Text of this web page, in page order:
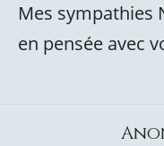
Mes sympathies
en pensée avec